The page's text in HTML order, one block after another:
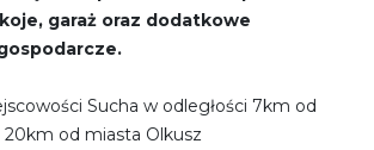
garaż oraz dodatkowe
Sucha w odległości 7km od
od miasta Olkusz